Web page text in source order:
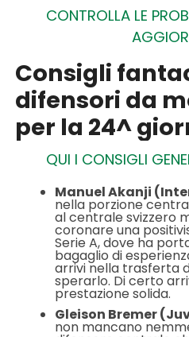
CONTROLLA LE
Consigli
difensori da
per la 24^
QUI I CONSIGLI
Manuel Akanji
nella porzione
al centrale svizzero
coronare una
Serie A, dove ha
bagaglio di
arrivi nella trasferta
sperarlo. Di certo
prestazione solida.
Gleison Bremer
non mancano